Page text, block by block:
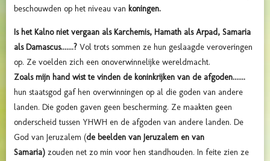
beschouwden op het niveau van koningen.
Is het Kalno niet vergaan als Karchemis, Hamath als Arpad, Samaria
als Damascus.......? Vol trots sommen ze hun geslaagde veroveringen
op. Ze voelden zich een onoverwinnelijke wereldmacht.
Zoals mijn hand wist te vinden de koninkrijken van de afgoden.......
hun staatsgod gaf hen overwinningen op al die goden van andere
landen. Die goden gaven geen bescherming. Ze maakten geen
onderscheid tussen YHWH en de afgoden van andere landen. De
God van Jeruzalem (de beelden van Jeruzalem en van
Samaria) zouden net zo min voor hen standhouden. In feite zien ze